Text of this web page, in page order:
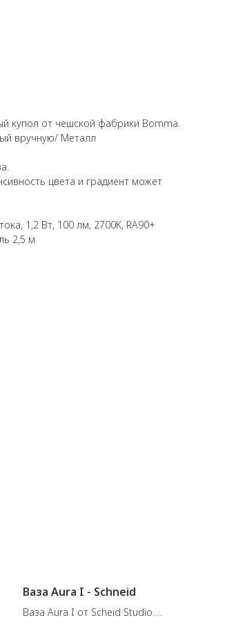
купол от чешской фабрики Bomma.
вручную/ Металл
цвета и градиент может
1,2 Вт, 100 лм, 2700K, RA90+
2,5 м
Ваза Aura I - Schneid
Ваза Aura I от Scheid Studio.